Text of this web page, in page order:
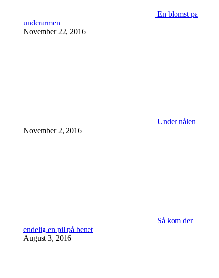
En blomst på
underarmen
November 22, 2016
Under nålen
November 2, 2016
Så kom der
endelig en pil på benet
August 3, 2016